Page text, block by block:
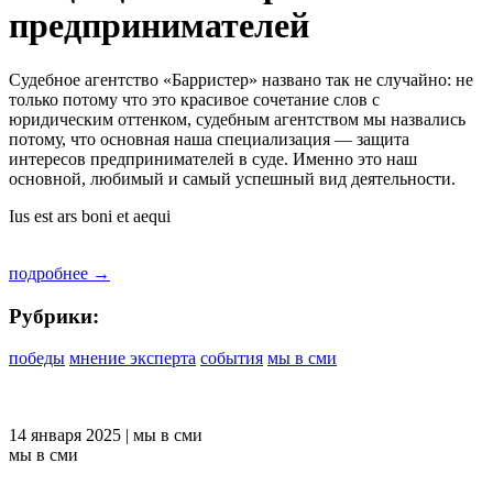
предпринимателей
Судебное агентство «Барристер» названо так не случайно: не
только потому что это красивое сочетание слов с
юридическим оттенком, судебным агентством мы назвались
потому, что основная наша специализация — защита
интересов предпринимателей в суде. Именно это наш
основной, любимый и самый успешный вид деятельности.
Ius est ars boni et aequi
подробнее →
Рубрики:
победы мнение эксперта события мы в сми
14 января 2025 | мы в сми
мы в сми